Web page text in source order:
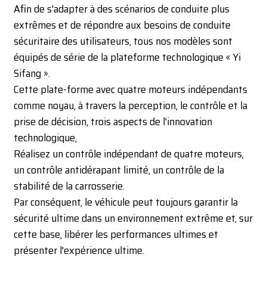
Afin de s'adapter à des scénarios de conduite plus
extrêmes et de répondre aux besoins de conduite
sécuritaire des utilisateurs, tous nos modèles sont
équipés de série de la plateforme technologique « Yi
Sifang ».
Cette plate-forme avec quatre moteurs indépendants
comme noyau, à travers la perception, le contrôle et la
prise de décision, trois aspects de l'innovation
technologique,
Réalisez un contrôle indépendant de quatre moteurs,
un contrôle antidérapant limité, un contrôle de la
stabilité de la carrosserie.
Par conséquent, le véhicule peut toujours garantir la
sécurité ultime dans un environnement extrême et, sur
cette base, libérer les performances ultimes et
présenter l'expérience ultime.